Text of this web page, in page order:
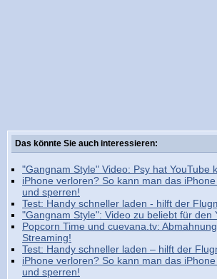
Das könnte Sie auch interessieren:
"Gangnam Style" Video: Psy hat YouTube
iPhone verloren? So kann man das
und sperren!
Test: Handy schneller laden - hilft der
"Gangnam Style": Video zu beliebt für den
Popcorn Time und cuevana.tv:
Streaming!
Test: Handy schneller laden – hilft der
iPhone verloren? So kann man das
und sperren!